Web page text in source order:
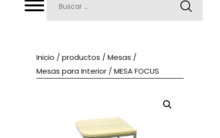
Inicio /productos /Mesas /
Mesas para Interior / MESA FOCUS